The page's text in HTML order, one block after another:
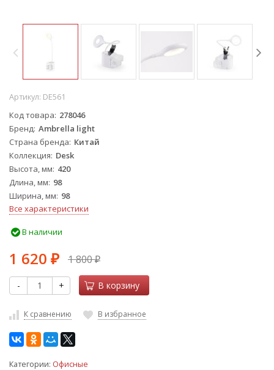
Артикул: DE561
Код товара 278046
Бренд Ambrella light
Страна бренда Китай
Коллекция Desk
Высота, мм 420
Длина, мм 98
Ширина, мм 98
Все характеристики
В наличии
1 620 ₽ 1 800₽
- + В корзину
К сравнению В избранное
Категории: Офисные